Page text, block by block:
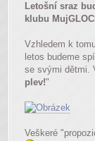
Letošní sraz
klubu
Vzhledem k
letos budeme
se svými dětmi.
plev!"
Veškeré